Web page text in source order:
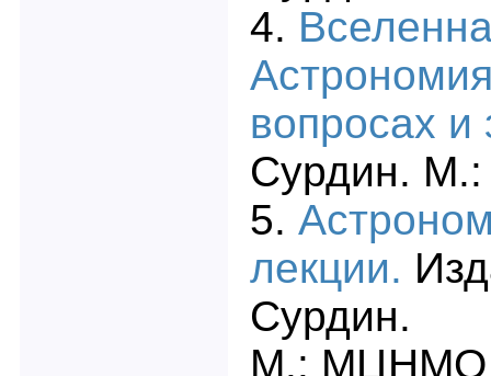
4.
вопросах
Сурдин. М.:
5.
лекции.
Сурдин.
М.: МЦНМО